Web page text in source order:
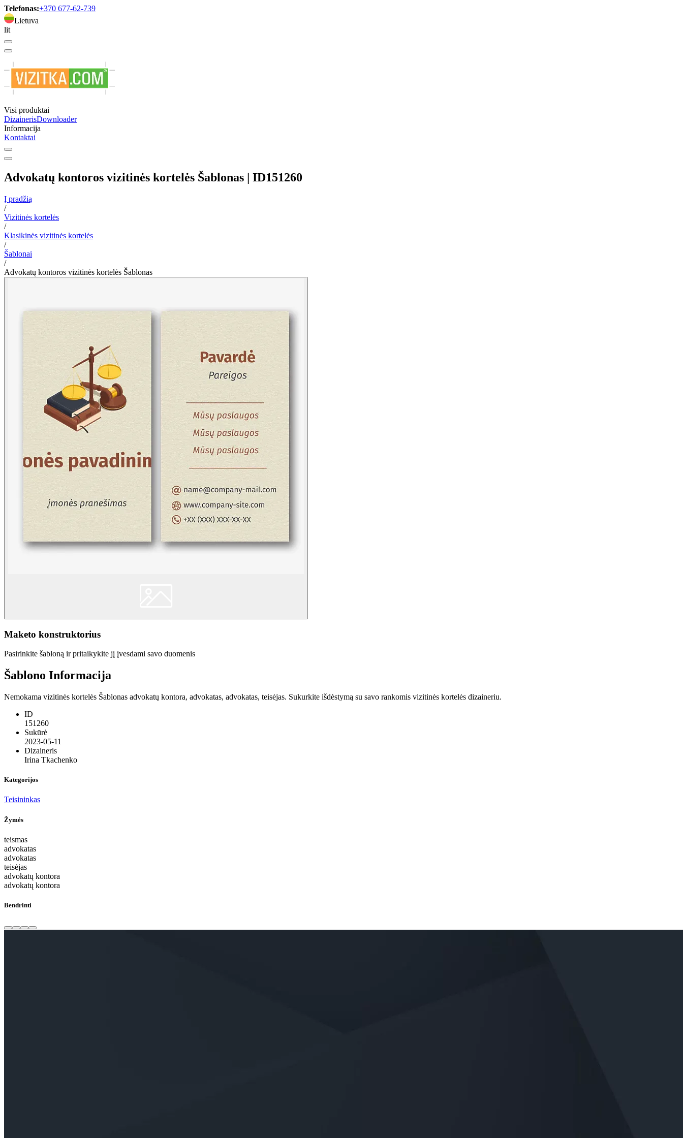
Telefonas:+370 677-62-739
Lietuva
lit
Visi produktai
DizainerisDownloader
Informacija
Kontaktai
Advokatų kontoros vizitinės kortelės Šablonas | ID151260
Į pradžią
/
Vizitinės kortelės
/
Klasikinės vizitinės kortelės
/
Šablonai
/
Advokatų kontoros vizitinės kortelės Šablonas
Maketo konstruktorius
Pasirinkite šabloną ir pritaikykite jį įvesdami savo duomenis
Šablono Informacija
Nemokama vizitinės kortelės Šablonas advokatų kontora, advokatas, advokatas, teisėjas. Sukurkite išdėstymą su savo rankomis vizitinės kortelės dizaineriu.
ID
151260
Sukūrė
2023-05-11
Dizaineris
Irina Tkachenko
Kategorijos
Teisininkas
Žymės
teismas
advokatas
advokatas
teisėjas
advokatų kontora
advokatų kontora
Bendrinti